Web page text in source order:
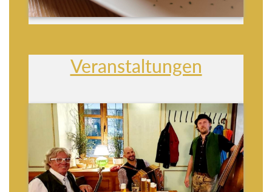
Veranstaltungen